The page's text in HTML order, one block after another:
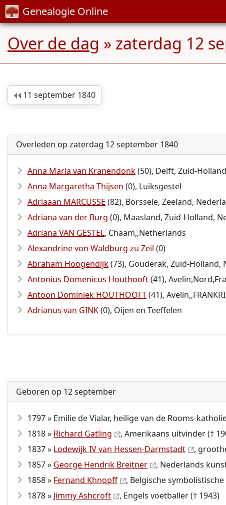
Genealogie Online
Over de dag » zaterdag 12
11 september 1840
Overleden op zaterdag 12 september 1840
Anna Maria van Kranendonk(50), Delft, Zuid-
Anna Margaretha Thijsen (0), Luiksgestel
Adriaaan MARCUSSE (82), Borssele, Zeeland,
Adriana van der Burg (0), Maasland, Zuid-Holland,
Adriana VAN GESTEL, Chaam,,Netherlands
Alexandrine von Waldburg zu Zeil (0)
Abraham Hoogendijk(73), Gouderak, Zuid-Holland,
Antonius Domenicus Houthooft(41),
Antoon Dominiek HOUTHOOFT(41),
Adrianus van GINK(0), Oijen en Teeffelen
Geboren op 12 september
1797 » Emilie de Vialar, heilige van de Rooms-
1818 » Richard Gatling
, Amerikaans uitvinder (†
1837 » Lodewijk IV van Hessen-Darmstadt
,
1857 » George Hendrik Breitner
, Nederlands
1858 » Fernand Khnopff
, Belgische
1878 » Jimmy Ashcroft
, Engels voetballer († 1943)